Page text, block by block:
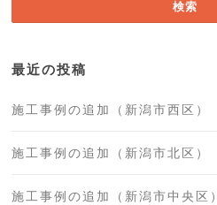
最近の投稿
施工事例の追加（新潟市西区）
施工事例の追加（新潟市北区）
施工事例の追加（新潟市中央区）